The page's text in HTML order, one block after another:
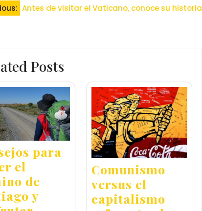
Antes de visitar el Vaticano, conoce su historia
Posts
para
el
de
y
Comunismo
versus el
capitalismo